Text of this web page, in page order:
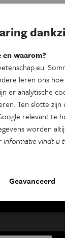
Paginatie
pagina
Vorige
Wekelijks
waarom?
leren ons
er analytische
Ten slotte
relevant te
worden
informatie vindt u
Geavanceerd